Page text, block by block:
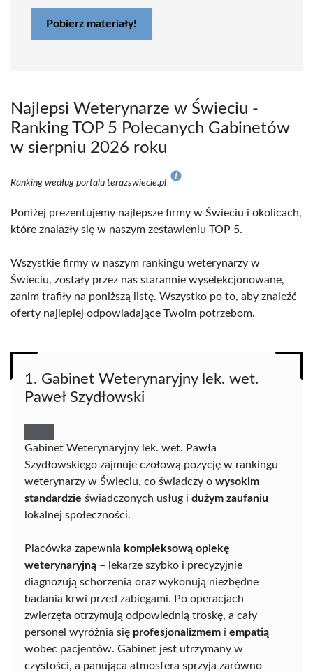
Pobierz materiały!
Najlepsi Weterynarze w Świeciu -
Ranking TOP 5 Polecanych Gabinetów
w sierpniu 2026 roku
Ranking według portalu terazswiecie.pl
Poniżej prezentujemy najlepsze firmy w Świeciu i okolicach,
które znalazły się w naszym zestawieniu TOP 5.
Wszystkie firmy w naszym rankingu weterynarzy w
Świeciu, zostały przez nas starannie wyselekcjonowane,
zanim trafiły na poniższą listę. Wszystko po to, aby znaleźć
oferty najlepiej odpowiadające Twoim potrzebom.
1. Gabinet Weterynaryjny lek. wet.
Paweł Szydłowski
Gabinet Weterynaryjny lek. wet. Pawła
Szydłowskiego zajmuje czołową pozycję w rankingu
weterynarzy w Świeciu, co świadczy o wysokim
standardzie świadczonych usług i dużym zaufaniu
lokalnej społeczności.
Placówka zapewnia kompleksową opiekę
weterynaryjną – lekarze szybko i precyzyjnie
diagnozują schorzenia oraz wykonują niezbędne
badania krwi przed zabiegami. Po operacjach
zwierzęta otrzymują odpowiednią troskę, a cały
personel wyróżnia się profesjonalizmem i empatią
wobec pacjentów. Gabinet jest utrzymany w
czystości, a panująca atmosfera sprzyja zarówno